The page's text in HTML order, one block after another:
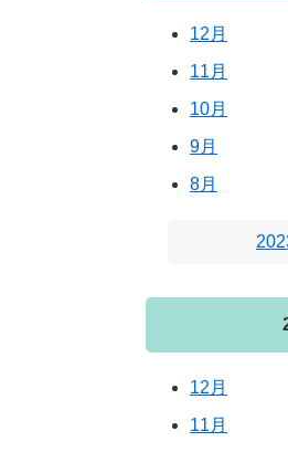
12月
11月
10月
9月
8月
12月
11月